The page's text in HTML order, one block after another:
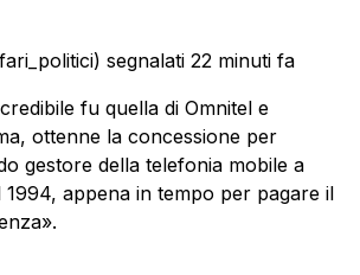
segnalati 22 minuti fa
fu quella di Omnitel e
ottenne la concessione per
gestore della telefonia mobile a
appena in tempo per pagare il